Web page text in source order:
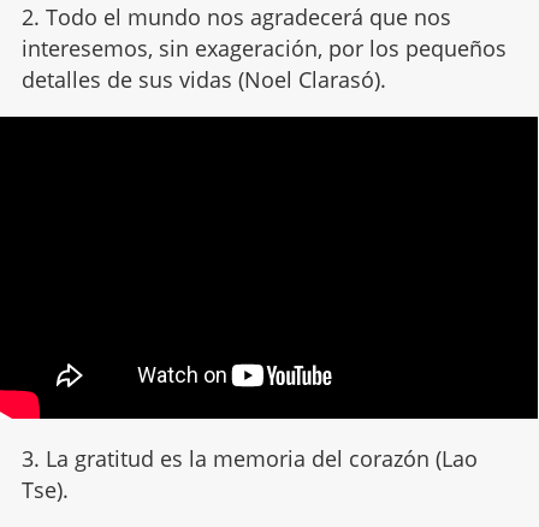
2. Todo el mundo nos agradecerá que nos
interesemos, sin exageración, por los pequeños
detalles de sus vidas (Noel Clarasó).
3. La gratitud es la memoria del corazón (Lao
Tse).